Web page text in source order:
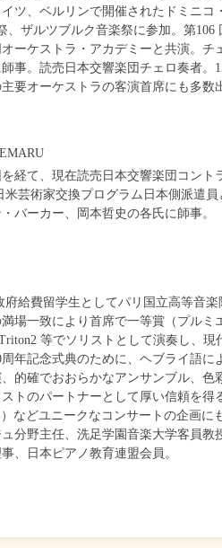
ツ、ベルリンで開催されたドミニコ
ザルツブルク音楽祭に参加。第106
ーケストラ・アカデミーと共演。チ
事。読売日本交響楽団チェロ奏者。
要オーケストラの客演首席にも多数
経て、現在読売日本交響楽団コント
芸術家交換プログラム日本側派遣員
バーカー、岡本哲史の各氏に師事。
給費留学生としてパリ国立高等音
場一致により首席で一等賞（プルミ
等でソリストとして演奏し、現
年記念式典のために、ヘブライ語に
的確でおおらかなアンサンブル、色
トのパートナーとして厚い信頼を得
などユニークなコンサートの企画に
分野主任、洗足学園音楽大学客員教
、日本ピアノ教育連盟会員。